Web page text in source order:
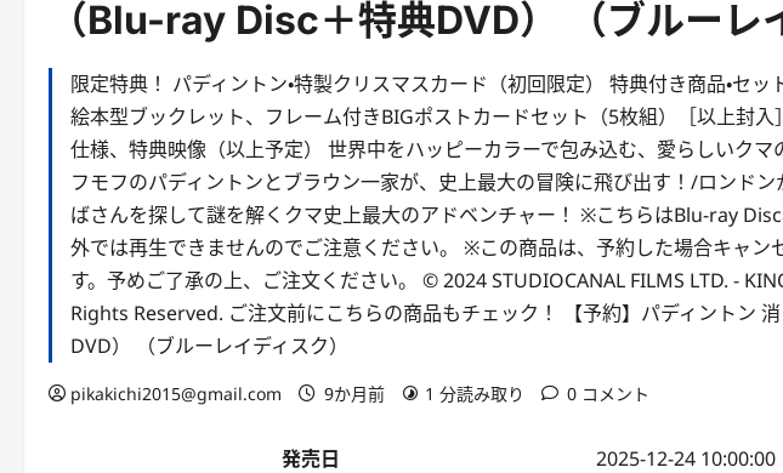
（Blu-ray Disc＋特典DVD） （ブルーレ
限定特典！ パディントン・特製クリスマスカード（初回限定） 特典付き商品・セッ
絵本型ブックレット、フレーム付きBIGポストカードセット（5枚組）［以上封
仕様、特典映像（以上予定） 世界中をハッピーカラーで包み込む、愛らしいクマ
フモフのパディントンとブラウン一家が、史上最大の冒険に飛び出す！/ロンド
ばさんを探して謎を解くクマ史上最大のアドベンチャー！ ※こちらはBlu-ray
外では再生できませんのでご注意ください。 ※この商品は、予約した場合キャン
す。予めご了承の上、ご注文ください。 © 2024 STUDIOCANAL FILMS LTD. -
Rights Reserved. ご注文前にこちらの商品もチェック！ 【予約】パディントン
DVD） （ブルーレイディスク）
pikakichi2015@gmail.com 9か月前 1 分読み取り 0 コメント
発売日 2025-12-24 10:00:00